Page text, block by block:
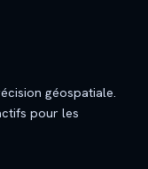
géospatiale.
pour les